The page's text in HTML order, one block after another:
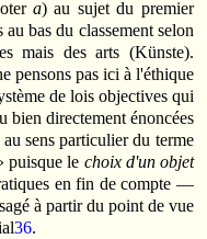
a) au sujet du premier
bas du classement selon
mais des arts (Künste).
pensons pas ici à l'éthique
de lois objectives qui
bien directement énoncées
sens particulier du terme
puisque le choix d'un objet
en fin de compte —
à partir du point de vue
36.